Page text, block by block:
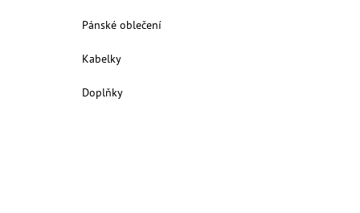
Pánské oblečení
Kabelky
Doplňky